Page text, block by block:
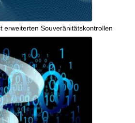
erweiterten Souveränitätskontrollen